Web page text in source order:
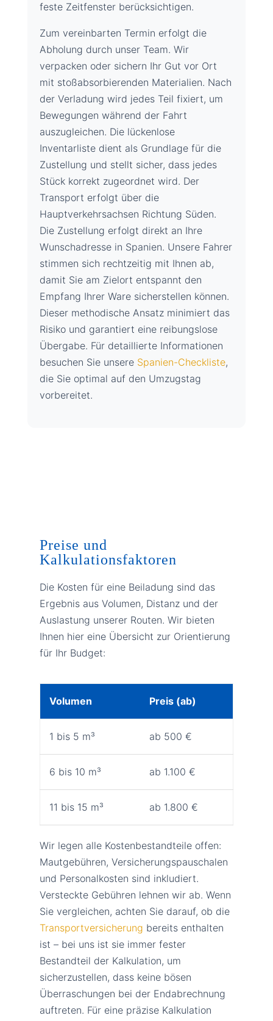
feste Zeitfenster berücksichtigen.
Zum vereinbarten Termin erfolgt die
Abholung durch unser Team. Wir
verpacken oder sichern Ihr Gut vor Ort
mit stoßabsorbierenden Materialien. Nach
der Verladung wird jedes Teil fixiert, um
Bewegungen während der Fahrt
auszugleichen. Die lückenlose
Inventarliste dient als Grundlage für die
Zustellung und stellt sicher, dass jedes
Stück korrekt zugeordnet wird. Der
Transport erfolgt über die
Hauptverkehrsachsen Richtung Süden.
Die Zustellung erfolgt direkt an Ihre
Wunschadresse in Spanien. Unsere Fahrer
stimmen sich rechtzeitig mit Ihnen ab,
damit Sie am Zielort entspannt den
Empfang Ihrer Ware sicherstellen können.
Dieser methodische Ansatz minimiert das
Risiko und garantiert eine reibungslose
Übergabe. Für detaillierte Informationen
besuchen Sie unsere Spanien-Checkliste,
die Sie optimal auf den Umzugstag
vorbereitet.
Preise und
Kalkulationsfaktoren
Die Kosten für eine Beiladung sind das
Ergebnis aus Volumen, Distanz und der
Auslastung unserer Routen. Wir bieten
Ihnen hier eine Übersicht zur Orientierung
für Ihr Budget:
Volumen Preis (ab)
1 bis 5 m³ ab 500 €
6 bis 10 m³ ab 1.100 €
11 bis 15 m³ ab 1.800 €
Wir legen alle Kostenbestandteile offen:
Mautgebühren, Versicherungspauschalen
und Personalkosten sind inkludiert.
Versteckte Gebühren lehnen wir ab. Wenn
Sie vergleichen, achten Sie darauf, ob die
Transportversicherung bereits enthalten
ist – bei uns ist sie immer fester
Bestandteil der Kalkulation, um
sicherzustellen, dass keine bösen
Überraschungen bei der Endabrechnung
auftreten. Für eine präzise Kalkulation